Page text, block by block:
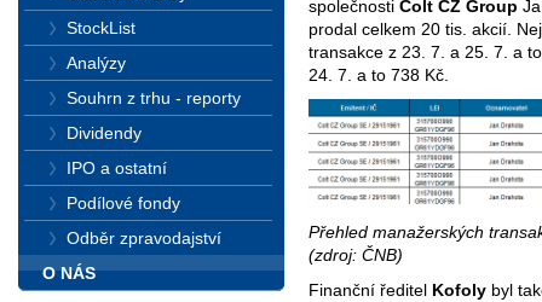
společnosti Colt CZ Group
prodal celkem 20 tis. akcií.
transakce z 23. 7. a 25. 7. a
24. 7. a to 738 Kč.
Přehled manažerských
(zdroj: ČNB)
Finanční ředitel Kofoly byl
StockList
Analýzy
Souhrn z trhu - reporty
Dividendy
IPO a ostatní
Podílové fondy
Odběr zpravodajství
O NÁS